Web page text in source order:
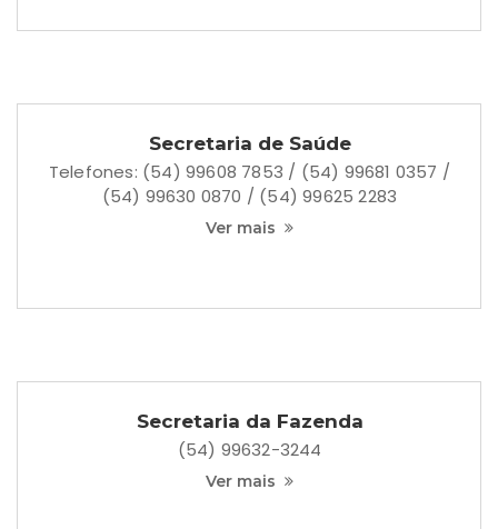
Secretaria de Saúde
Telefones: (54) 99608 7853 / (54) 99681 0357 /
(54) 99630 0870 / (54) 99625 2283
Ver mais
Secretaria da Fazenda
(54) 99632-3244
Ver mais